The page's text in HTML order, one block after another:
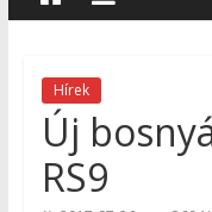
Hírek
Új
RS9